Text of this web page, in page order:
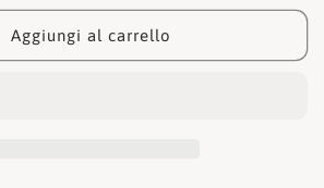
Sneakers
Uncle
Jaki
Aggiungi al carrello